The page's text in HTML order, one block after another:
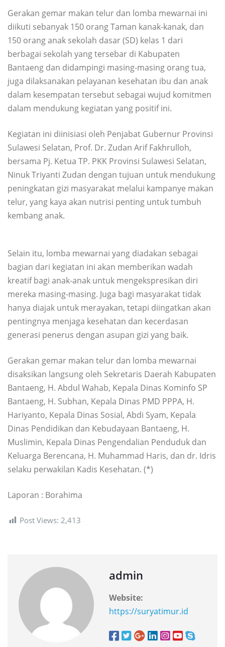
Gerakan gemar makan telur dan lomba mewarnai ini
diikuti sebanyak 150 orang Taman kanak-kanak, dan
150 orang anak sekolah dasar (SD) kelas 1 dari
berbagai sekolah yang tersebar di Kabupaten
Bantaeng dan didampingi masing-masing orang tua,
juga dilaksanakan pelayanan kesehatan ibu dan anak
dalam kesempatan tersebut sebagai wujud komitmen
dalam mendukung kegiatan yang positif ini.
Kegiatan ini diinisiasi oleh Penjabat Gubernur Provinsi
Sulawesi Selatan, Prof. Dr. Zudan Arif Fakhrulloh,
bersama Pj. Ketua TP. PKK Provinsi Sulawesi Selatan,
Ninuk Triyanti Zudan dengan tujuan untuk mendukung
peningkatan gizi masyarakat melalui kampanye makan
telur, yang kaya akan nutrisi penting untuk tumbuh
kembang anak.
Selain itu, lomba mewarnai yang diadakan sebagai
bagian dari kegiatan ini akan memberikan wadah
kreatif bagi anak-anak untuk mengekspresikan diri
mereka masing-masing. Juga bagi masyarakat tidak
hanya diajak untuk merayakan, tetapi diingatkan akan
pentingnya menjaga kesehatan dan kecerdasan
generasi penerus dengan asupan gizi yang baik.
Gerakan gemar makan telur dan lomba mewarnai
disaksikan langsung oleh Sekretaris Daerah Kabupaten
Bantaeng, H. Abdul Wahab, Kepala Dinas Kominfo SP
Bantaeng, H. Subhan, Kepala Dinas PMD PPPA, H.
Hariyanto, Kepala Dinas Sosial, Abdi Syam, Kepala
Dinas Pendidikan dan Kebudayaan Bantaeng, H.
Muslimin, Kepala Dinas Pengendalian Penduduk dan
Keluarga Berencana, H. Muhammad Haris, dan dr. Idris
selaku perwakilan Kadis Kesehatan. (*)
Laporan : Borahima
Post Views: 2,413
admin
Website:
https://suryatimur.id